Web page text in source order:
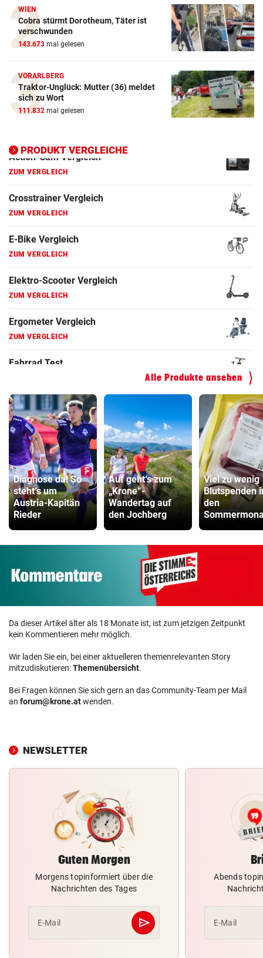
WIEN
Cobra stürmt Dorotheum, Täter ist
verschwunden
143.673 mal gelesen
VORARLBERG
Traktor-Unglück: Mutter (36) meldet
sich zu Wort
111.832 mal gelesen
PRODUKT VERGLEICHE
ZUM VERGLEICH
Crosstrainer Vergleich
E-Bike Vergleich
ZUM VERGLEICH
Ergometer Vergleich
Fahrrad Test
Fahrradanhänger Vergleich
Faszienrolle Vergleich
Hoverboard Vergleich
Alle Produkte ansehen
Diagnose da! So
steht‘s um
Austria-Kapitän
Rieder
Auf geht‘s zum
„Krone“-
Wandertag auf
den Jochberg
Viel zu wenig
Blutspenden
den
Da dieser Artikel älter als 18 Monate ist, ist zum jetzigen Zeitpunkt
kein Kommentieren mehr möglich.
Wir laden Sie ein, bei einer aktuelleren themenrelevanten Story
mitzudiskutieren:Themenübersicht.
Bei Fragen können Sie sich gern an das Community-Team per Mail
an forum@krone.atwenden.
NEWSLETTER
Guten Morgen
Morgens topinformiert über die
Nachrichten des Tages
E-Mail send
Abschicken
Abends
E-Mail